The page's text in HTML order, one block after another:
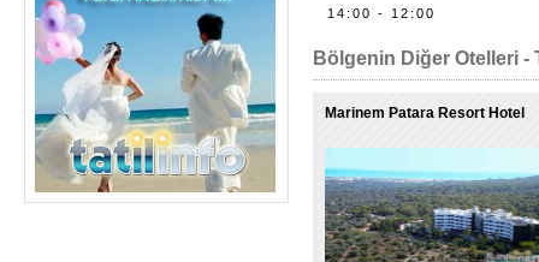
14:00 - 12:00
Bölgenin Diğer Otelleri -
Marinem Patara Resort Hotel